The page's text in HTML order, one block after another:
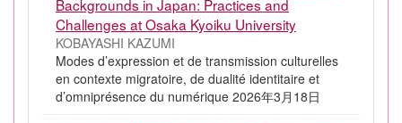
Backgrounds in Japan: Practices and
Challenges at Osaka Kyoiku University
KOBAYASHI KAZUMI
Modes d’expression et de transmission culturelles
en contexte migratoire, de dualité identitaire et
d’omniprésence du numérique 2026年3月18日